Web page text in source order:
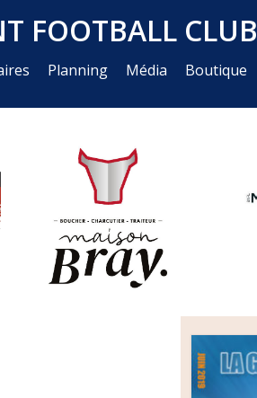
FOOTBALL CLUB
Planning Média Boutique